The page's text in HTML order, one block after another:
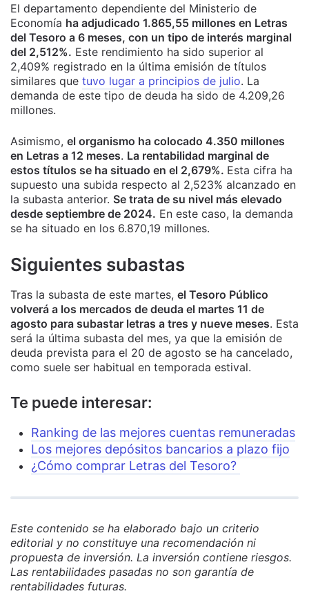
El departamento dependiente del Ministerio de
Economía ha adjudicado 1.865,55 millones en Letras
del Tesoro a 6 meses, con un tipo de interés marginal
del 2,512%. Este rendimiento ha sido superior al
2,409% registrado en la última emisión de títulos
similares que tuvo lugar a principios de julio. La
demanda de este tipo de deuda ha sido de 4.209,26
millones.
Asimismo, el organismo ha colocado 4.350 millones
en Letras a 12 meses. La rentabilidad marginal de
estos títulos se ha situado en el 2,679%. Esta cifra ha
supuesto una subida respecto al 2,523% alcanzado en
la subasta anterior. Se trata de su nivel más elevado
desde septiembre de 2024. En este caso, la demanda
se ha situado en los 6.870,19 millones.
Siguientes subastas
Tras la subasta de este martes, el Tesoro Público
volverá a los mercados de deuda el martes 11 de
agosto para subastar letras a tres y nueve meses. Esta
será la última subasta del mes, ya que la emisión de
deuda prevista para el 20 de agosto se ha cancelado,
como suele ser habitual en temporada estival.
Te puede interesar:
Ranking de las mejores cuentas remuneradas
Los mejores depósitos bancarios a plazo fijo
¿Cómo comprar Letras del Tesoro?
Este contenido se ha elaborado bajo un criterio
editorial y no constituye una recomendación ni
propuesta de inversión. La inversión contiene riesgos.
Las rentabilidades pasadas no son garantía de
rentabilidades futuras.